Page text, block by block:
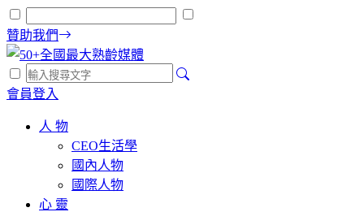
贊助我們
會員登入
人 物
CEO生活學
國內人物
國際人物
心 靈